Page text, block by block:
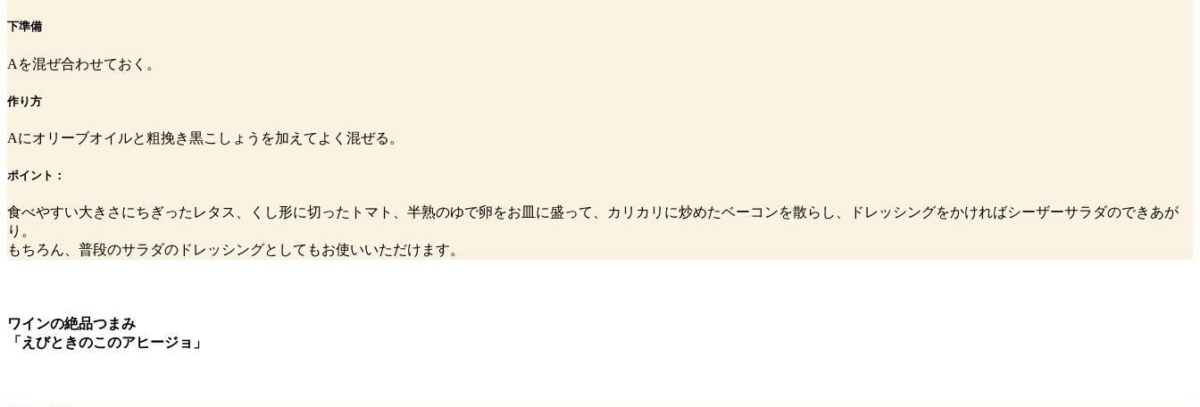
下準備
Aを混ぜ合わせておく。
作り方
Aにオリーブオイルと粗挽き黒こしょうを加えてよく混ぜる。
ポイント：
食べやすい大きさにちぎったレタス、くし形に切ったトマト、半熟のゆで卵をお皿に盛って、カリカリに炒めたベーコンを散らし、ドレッシングをかければシーザーサラダのできあが
り。
もちろん、普段のサラダのドレッシングとしてもお使いいただけます。
ワインの絶品つまみ
「えびときのこのアヒージョ」